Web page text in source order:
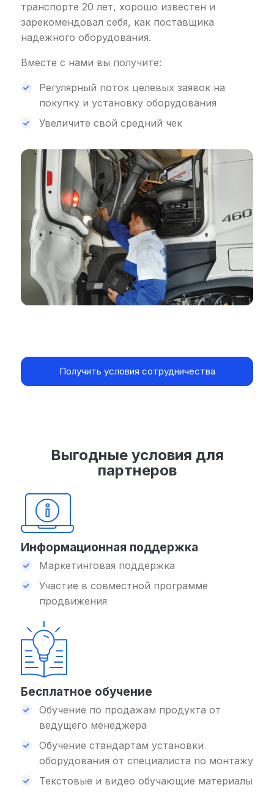
транспорте 20 лет, хорошо известен и
зарекомендовал себя, как поставщика
надежного оборудования.
Вместе с нами вы получите:
Регулярный поток целевых заявок на
покупку и установку оборудования
Увеличите свой средний чек
Выгодные условия для
партнеров
Информационная поддержка
Маркетинговая поддержка
Участие в совместной программе
продвижения
Бесплатное обучение
Обучение по продажам продукта от
ведущего менеджера
Обучение стандартам установки
оборудования от специалиста по монтажу
Текстовые и видео обучающие материалы
Получить условия сотрудничества